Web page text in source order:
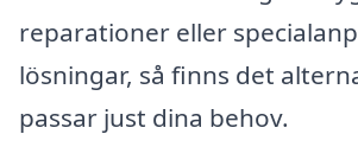
reparationer eller
lösningar, så finns det
passar just dina behov.